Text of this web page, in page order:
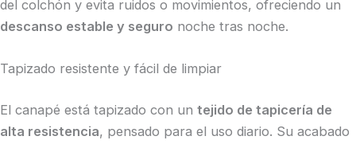
del colchón y evita ruidos o movimientos, ofreciendo un
descanso estable y seguro noche tras noche.
Tapizado resistente y fácil de limpiar
El canapé está tapizado con un tejido de tapicería de
alta resistencia, pensado para el uso diario. Su acabado